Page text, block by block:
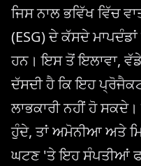
ਜਿਸ ਨਾਲ ਭਵਿੱਖ ਵਿੱਚ
(ESG) ਦੇ ਕੱਸਦੇ
ਹਨ। ਇਸ ਤੋਂ ਇਲਾਵਾ,
ਦੱਸਦੀ ਹੈ ਕਿ ਇਹ
ਲਾਭਕਾਰੀ ਨਹੀਂ ਹੋ
ਹੁੰਦੇ, ਤਾਂ ਅਮੋਨੀਆ ਅਤੇ
ਘਟਣ 'ਤੇ ਇਹ ਸੰਪਤੀਆਂ